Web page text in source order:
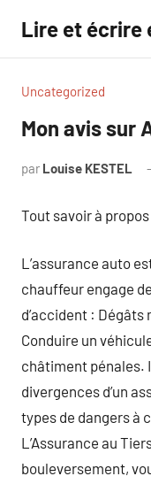
contenu
Lire et écrire
Uncategorized
Mon avis sur
par Louise KESTEL
Tout savoir à propos
L’assurance auto
chauffeur engage
d’accident :
Conduire un
châtiment pénales.
divergences d’un
types de dangers à
L’Assurance au
bouleversement,